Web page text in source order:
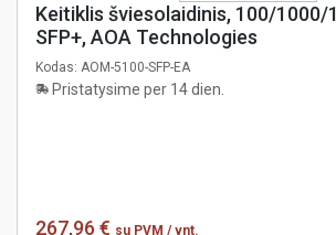
Keitiklis šviesolaidinis, 100/1000/
SFP+, AOA Technologies
Kodas: AOM-5100-SFP-EA
Pristatysime per 14 dien.
267,96 € su PVM / vnt.